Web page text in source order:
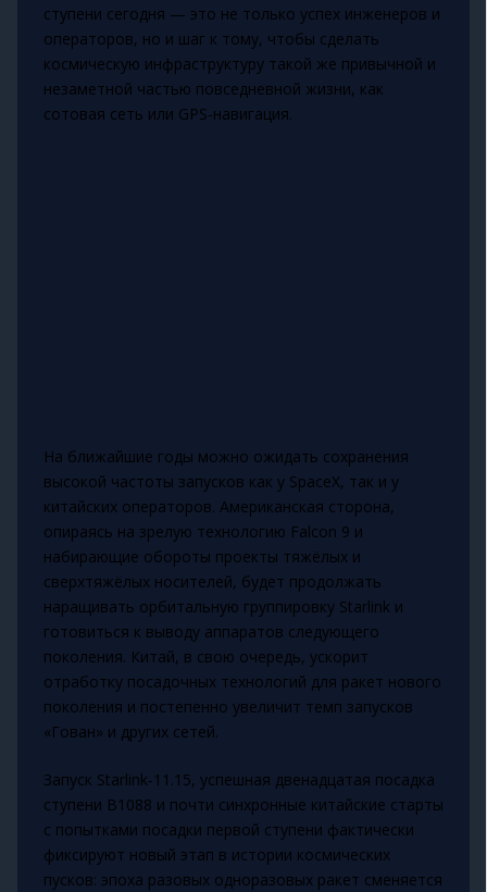
ступени сегодня — это не только успех инженеров и
операторов, но и шаг к тому, чтобы сделать
космическую инфраструктуру такой же привычной и
незаметной частью повседневной жизни, как
сотовая сеть или GPS-навигация.
На ближайшие годы можно ожидать сохранения
высокой частоты запусков как у SpaceX, так и у
китайских операторов. Американская сторона,
опираясь на зрелую технологию Falcon 9 и
набирающие обороты проекты тяжёлых и
сверхтяжёлых носителей, будет продолжать
наращивать орбитальную группировку Starlink и
готовиться к выводу аппаратов следующего
поколения. Китай, в свою очередь, ускорит
отработку посадочных технологий для ракет нового
поколения и постепенно увеличит темп запусков
«Гован» и других сетей.
Запуск Starlink‑11.15, успешная двенадцатая посадка
ступени B1088 и почти синхронные китайские старты
с попытками посадки первой ступени фактически
фиксируют новый этап в истории космических
пусков: эпоха разовых одноразовых ракет сменяется